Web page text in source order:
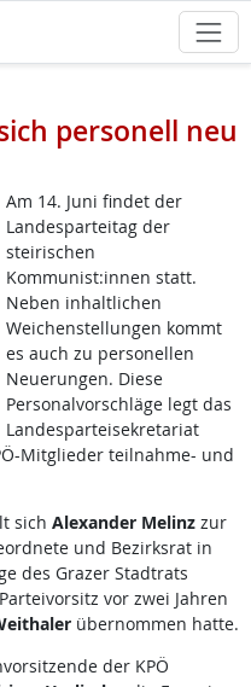
personell neu
Am 14. Juni findet der
Landesparteitag der
steirischen
Kommunist:innen statt.
Neben inhaltlichen
Weichenstellungen kommt
es auch zu personellen
Neuerungen. Diese
Personalvorschläge legt das
Landesparteisekretariat
Mitglieder teilnahme- und
sich Alexander Melinzzur
und Bezirksrat in
des Grazer Stadtrats
vor zwei Jahren
übernommen hatte.
der KPÖ